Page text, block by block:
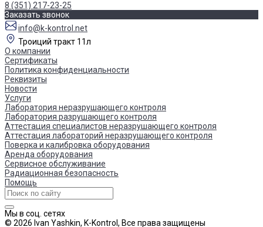
8 (351) 217-23-25
Заказать звонок
info@k-kontrol.net
Троиций тракт 11л
О компании
Сертификаты
Политика конфиденциальности
Реквизиты
Новости
Услуги
Лаборатория неразрушающего контроля
Лаборатория разрушающего контроля
Аттестация специалистов неразрушающего контроля
Аттестация лабораторий неразрушающего контроля
Поверка и калибровка оборудования
Аренда оборудования
Сервисное обслуживание
Радиационная безопасность
Помощь
Мы в соц. сетях
© 2026 Ivan Yashkin, K-Kontrol, Все права защищены